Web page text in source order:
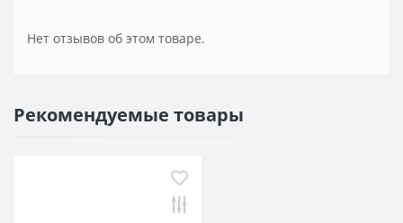
Нет отзывов об этом товаре.
Рекомендуемые товары